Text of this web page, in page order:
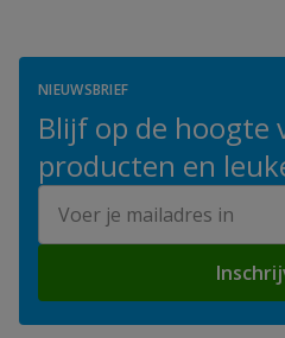
NIEUWSBRIEF
Blijf op de hoogte
producten en